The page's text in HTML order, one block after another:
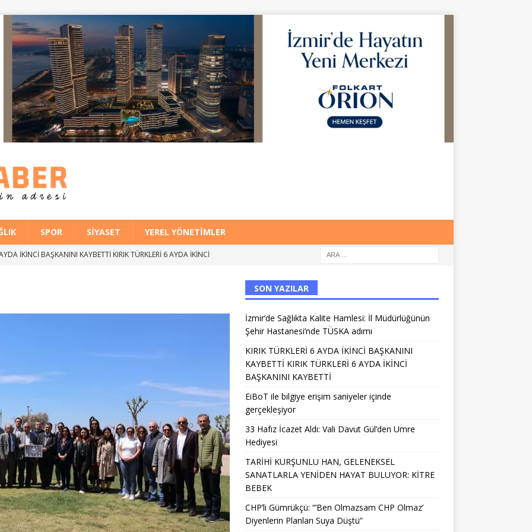
SPOR SIYASET YEREL YÖNETIMLER
İKİNCİ BAŞKANINI KAYBETTİ KIRIK TÜRKLERİ 6 AYDA İKİNCİ
saniyeler içinde gerçekleşiyor
Vali Davut Gül’den Umre Hediyesi
EĞITIM
Kalite Hamlesi: İl Müdürlüğünün Şehir Hastanesi’nde TÜSKA adımı
SON YAZILAR
İzmir’de Sağlıkta Kalite Hamlesi: İl Müdürlüğünün
Şehir Hastanesi’nde TÜSKA adımı
KIRIK TÜRKLERİ 6 AYDA İKİNCİ BAŞKANINI
KAYBETTİ KIRIK TÜRKLERİ 6 AYDA İKİNCİ
BAŞKANINI KAYBETTİ
EiBoT ile bilgiye erişim saniyeler içinde
gerçekleşiyor
33 Hafız İcazet Aldı: Vali Davut Gül’den Umre
Hediyesi
TARİHİ KURŞUNLU HAN, GELENEKSEL
SANATLARLA YENİDEN HAYAT BULUYOR: KİTRE
BEBEK
CHP’li Gümrükçü: “’Ben Olmazsam CHP Olmaz’
Diyenlerin Planları Suya Düştü”